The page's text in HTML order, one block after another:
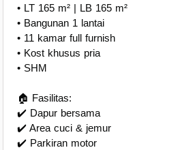
• LT 165 m² | LB 165 m²
• Bangunan 1 lantai
• 11 kamar full furnish
• Kost khusus pria
• SHM
🏠 Fasilitas:
✔️ Dapur bersama
✔️ Area cuci & jemur
✔️ Parkiran motor